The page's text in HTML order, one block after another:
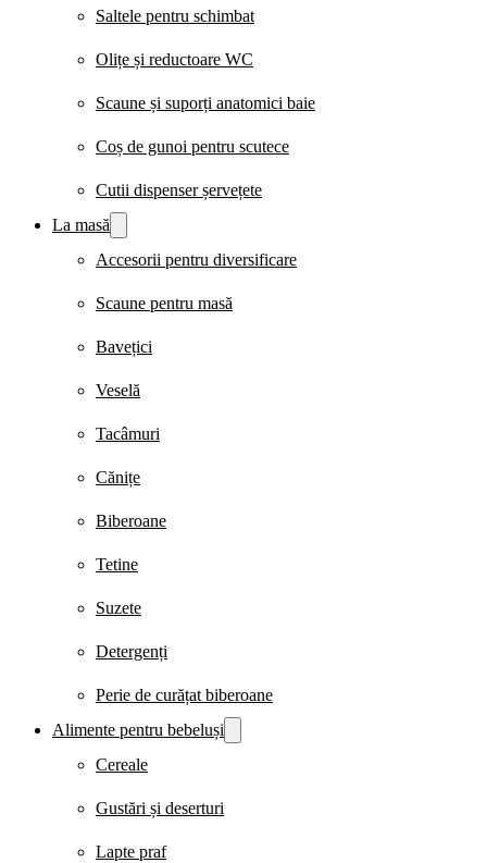
Saltele pentru schimbat
Olițe și reductoare WC
Scaune și suporți anatomici baie
Coș de gunoi pentru scutece
Cutii dispenser șervețete
La masă
Accesorii pentru diversificare
Scaune pentru masă
Bavețici
Veselă
Tacâmuri
Cănițe
Biberoane
Tetine
Suzete
Detergenți
Perie de curățat biberoane
Alimente pentru bebeluși
Cereale
Gustări și deserturi
Lapte praf